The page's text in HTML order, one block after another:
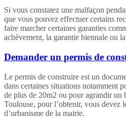
Si vous constatez une malfaçon
que vous pouvez effectuer certains
faire marcher certaines garanties
achèvement, la garantie biennale ou
Demander un permis de
Le permis de construire est un
dans certaines situations notamment
de plus de 20m2 ou pour agrandir un
Toulouse, pour l’obtenir, vous devez
d’urbanisme de la mairie.